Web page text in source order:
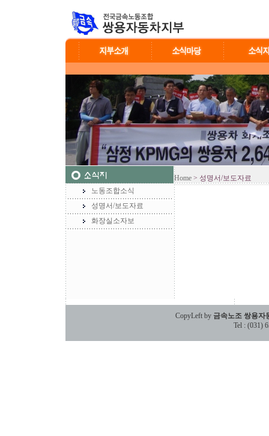
노동조합소식
성명서/보도자료
화장실소자보
Home > 성명서/보도자료
CopyLeft by 금속노조 쌍용자
Tel : (031)